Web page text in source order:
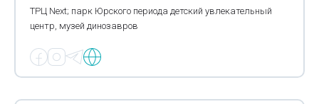
Бани
Квеструмы
ТРЦ Next; парк Юрского периода детский увлекательный
центр, музей динозавров